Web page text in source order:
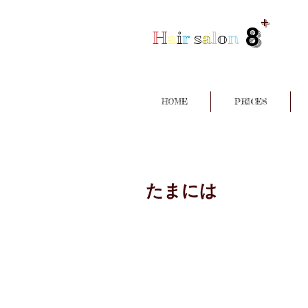
8
Hairsalon
+
HOME PRICES
たまには